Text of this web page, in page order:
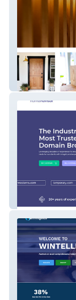
Hutch Studio
Nameadvisor